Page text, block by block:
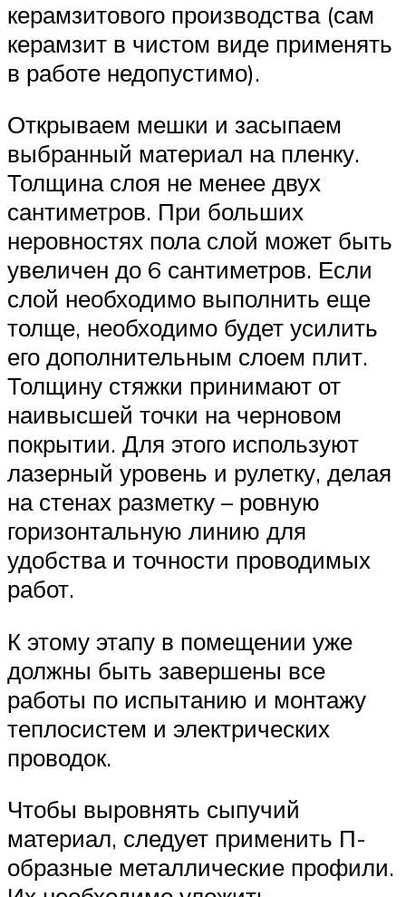
керамзитового производства (сам
керамзит в чистом виде применять
в работе недопустимо).
Открываем мешки и засыпаем
выбранный материал на пленку.
Толщина слоя не менее двух
сантиметров. При больших
неровностях пола слой может быть
увеличен до 6 сантиметров. Если
слой необходимо выполнить еще
толще, необходимо будет усилить
его дополнительным слоем плит.
Толщину стяжки принимают от
наивысшей точки на черновом
покрытии. Для этого используют
лазерный уровень и рулетку, делая
на стенах разметку – ровную
горизонтальную линию для
удобства и точности проводимых
работ.
К этому этапу в помещении уже
должны быть завершены все
работы по испытанию и монтажу
теплосистем и электрических
проводок.
Чтобы выровнять сыпучий
материал, следует применить П-
образные металлические профили.